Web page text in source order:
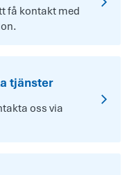
få kontakt med
tjänster
oss via